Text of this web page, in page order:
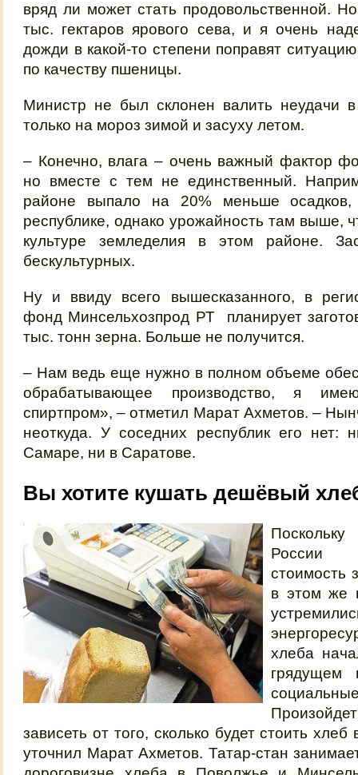
вряд ли может стать продовольственной.
тыс. гектаров ярового сева, и я очень
дожди в какой-то степени поправят
по качеству пшеницы.
Министр не был склонен валить неудачи в
только на мороз зимой и засуху летом.
– Конечно, влага – очень важный фактор
но вместе с тем не единственный.
районе выпало на 20% меньше
республике, однако урожайность там выше,
культуре земледелия в этом районе.
бескультурных.
Ну и ввиду всего вышесказанного, в
фонд Минсельхозпрод РТ планирует
тыс. тонн зерна. Больше не получится.
– Нам ведь еще нужно в полном объеме
обрабатывающее производство, я
спиртпром», – отметил Марат Ахметов. –
неоткуда. У соседних республик его
Самаре, ни в Саратове.
Вы хотите кушать дешёвый
России
стоимость
в этом же
хлеба
грядущем
зависеть от того, сколько будет стоить
уточнил Марат Ахметов. Татар-стан